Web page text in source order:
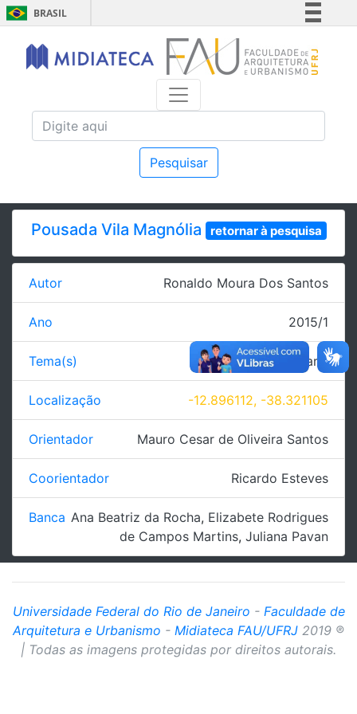
BRASIL
Simplifique!
Comunica BR
Acesso à informação
Pesquisar
Pousada Vila Magnólia retornar à pesquisa
Autor Ronaldo Moura Dos Santos
Ano 2015/1
Tema(s) Edificação - Hotelaria
Localização -12.896112, -38.321105
Orientador Mauro Cesar de Oliveira Santos
Coorientador Ricardo Esteves
Banca Ana Beatriz da Rocha, Elizabete Rodrigues
de Campos Martins, Juliana Pavan
Universidade Federal do Rio de Janeiro - Faculdade de
Arquitetura e Urbanismo - Midiateca FAU/UFRJ 2019 ®
| Todas as imagens protegidas por direitos autorais.